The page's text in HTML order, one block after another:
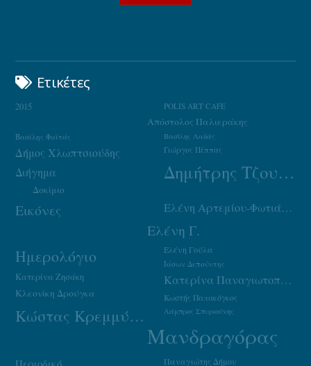
Ετικέτες
2015 POLIS ART CAFE
Απόστολος Παλιεράκης
Βασίλης Λαδάς
Βασίλης Φαϊτάς
Γιώργος Πέππας
Δήμος Χλωπτσιούδης
Δημήτρης Τζουμάκας
Διήγημα
Δοκίμιο
Εικόνες Ελένη Αρτεμίου-Φωτιάδου
Ελένη Γ.
Ελένη Γούλα
Ημερολόγιο Ιάσων Δεπούντης
Κατερίνα Ζησάκη Κατερίνα Παναγιωτοπούλου
Κλεονίκη Δρούγκα Κωστής Παπακόγκος
Κώστας Κρεμμύδας Λάμπρος Σπυριούνης
Μανδραγόρας
Παναγιώτης Δήμου